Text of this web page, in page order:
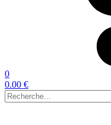
0
0.00 €